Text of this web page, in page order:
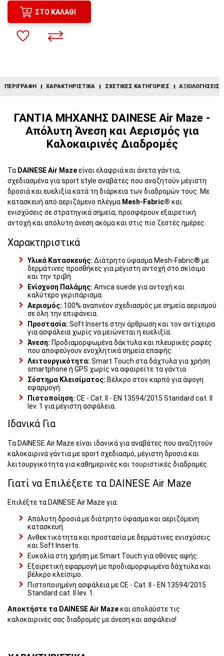
ΣΤΟ ΚΑΛΆΘΙ
ΠΕΡΙΓΡΑΦΉ ΧΑΡΑΚΤΗΡΙΣΤΙΚΆ ΣΧΕΤΙΚΈΣ ΚΑΤΗΓΟΡΊΕΣ ΑΞΙΟΛΟΓΉΣΕΙΣ
ΓΑΝΤΙΑ ΜΗΧΑΝΗΣ DAINESE Air Maze -
Απόλυτη Άνεση και Αερισμός για
Καλοκαιρινές Διαδρομές
Τα DAINESE Air Mazeείναι ελαφριά και άνετα γάντια,
σχεδιασμένα για sport style αναβάτες που αναζητούν μέγιστη
δροσιά και ευελιξία κατά τη διάρκεια των διαδρομών τους. Με
κατασκευή από αεριζόμενο πλέγμα Mesh-Fabric® και
ενισχύσεις σε στρατηγικά σημεία, προσφέρουν εξαιρετική
αντοχή και απόλυτη άνεση ακόμα και στις πιο ζεστές ημέρες.
Χαρακτηριστικά
Υλικά Κατασκευής: Διάτρητο ύφασμα Mesh-Fabric® με
δερμάτινες προσθήκες για μέγιστη αντοχή στο σκίσιμο
και την τριβή.
Ενίσχυση Παλάμης: Amica suede για αντοχή και
καλύτερο γκριπάρισμα.
Αερισμός: 100% αναπνέον σχεδιασμός με σημεία αερισμού
σε όλη την επιφάνεια.
Προστασία: Soft Inserts στην άρθρωση και τον αντίχειρα
για ασφάλεια χωρίς να μειώνεται η ευελιξία.
Άνεση: Προδιαμορφωμένα δάκτυλα και πλευρικές ραφές
που αποφεύγουν ενοχλητικά σημεία επαφής.
Λειτουργικότητα: Smart Touch στα δάχτυλα για χρήση
smartphone ή GPS χωρίς να αφαιρείτε τα γάντια.
Σύστημα Κλεισίματος: Βέλκρο στον καρπό για άψογη
εφαρμογή.
Πιστοποίηση: CE - Cat. II - EN 13594/2015 Standard cat. II
lev. 1 για μέγιστη ασφάλεια.
Ιδανικά Για
Τα DAINESE Air Maze είναι ιδανικά για αναβάτες που αναζητούν
καλοκαιρινά γάντια με sport σχεδιασμό, μέγιστη δροσιά και
λειτουργικότητα για καθημερινές και τουριστικές διαδρομές.
Γιατί να Επιλέξετε τα DAINESE Air Maze
Επιλέξτε τα DAINESE Air Maze για:
Απόλυτη δροσιά με διάτρητο ύφασμα και αεριζόμενη
κατασκευή.
Ανθεκτικότητα και προστασία με δερμάτινες ενισχύσεις
και Soft Inserts.
Ευκολία στη χρήση με Smart Touch για οθόνες αφής.
Εξαιρετική εφαρμογή με προδιαμορφωμένα δάχτυλα και
βέλκρο κλείσιμο.
Πιστοποιημένη ασφάλεια με CE - Cat. II - EN 13594/2015
Standard cat. II lev. 1.
Αποκτήστε τα DAINESE Air Mazeκαι απολαύστε τις
καλοκαιρινές σας διαδρομές με άνεση και ασφάλεια!